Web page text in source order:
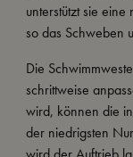
unterstützt sie
so das Schweben
Die
schrittweise
wird, können die
der niedrigsten